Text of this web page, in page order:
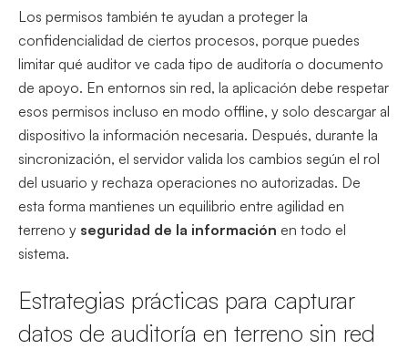
Los permisos también te ayudan a proteger la
confidencialidad de ciertos procesos, porque puedes
limitar qué auditor ve cada tipo de auditoría o documento
de apoyo. En entornos sin red, la aplicación debe respetar
esos permisos incluso en modo offline, y solo descargar al
dispositivo la información necesaria. Después, durante la
sincronización, el servidor valida los cambios según el rol
del usuario y rechaza operaciones no autorizadas. De
esta forma mantienes un equilibrio entre agilidad en
terreno y seguridad de la información en todo el
sistema.
Estrategias prácticas para capturar
datos de auditoría en terreno sin red